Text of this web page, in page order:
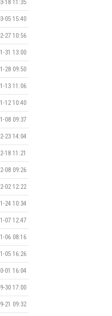
18 11:35
05 15:40
27 10:56
31 13:00
28 09:50
13 11:06
12 10:40
08 09:37
23 14:04
18 11:21
08 09:26
02 12:22
24 10:34
07 12:47
06 08:16
05 16:26
01 16:04
30 17:00
21 09:32